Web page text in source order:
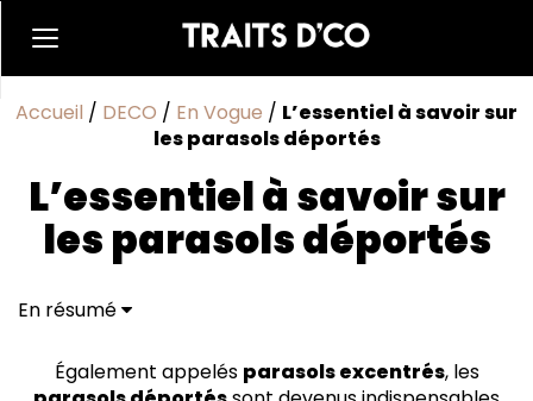
Accueil / DECO / En Vogue / L’essentiel à savoir sur
les parasols déportés
L’essentiel à savoir sur
les parasols déportés
En résumé
Comment bien choisir son parasol déporté ?
Où se procurer votre parasol déporté ?
Également appelés parasols excentrés, les